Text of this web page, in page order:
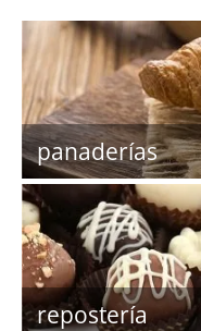
panaderías
repostería